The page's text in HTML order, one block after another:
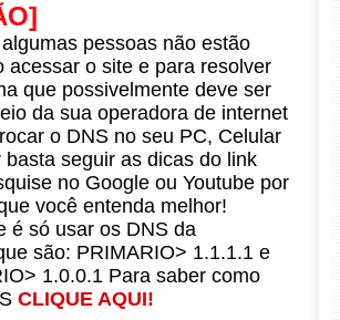
pessoas não estão
acessar o site e para resolver
que possivelmente deve ser
da sua operadora de internet
o DNS no seu PC, Celular
basta seguir as dicas do link
no Google ou Youtube por
você entenda melhor!
é só usar os DNS da
são: PRIMARIO> 1.1.1.1 e
1.0.0.1 Para saber como
CLIQUE AQUI!